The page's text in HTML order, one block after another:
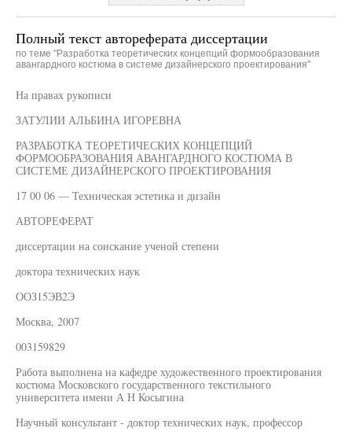
Полный текст автореферата диссертации
по теме "Разработка теоретических концепций формообразования
авангардного костюма в системе дизайнерского проектирования"
На правах рукописи
ЗАТУЛИИ АЛЬБИНА ИГОРЕВНА
РАЗРАБОТКА ТЕОРЕТИЧЕСКИХ КОНЦЕПЦИЙ
ФОРМООБРАЗОВАНИЯ АВАНГАРДНОГО КОСТЮМА В
СИСТЕМЕ ДИЗАЙНЕРСКОГО ПРОЕКТИРОВАНИЯ
17 00 06 — Техническая эстетика и дизайн
АВТОРЕФЕРАТ
диссертации на соискание ученой степени
доктора технических наук
ООЗ15ЭВ2Э
Москва, 2007
003159829
Работа выполнена на кафедре художественного проектирования
костюма Московского государственного текстильного
университета имени А Н Косыгина
Научный консультант - доктор технических наук, профессор